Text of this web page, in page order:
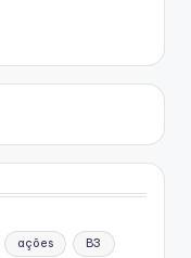
ações B3